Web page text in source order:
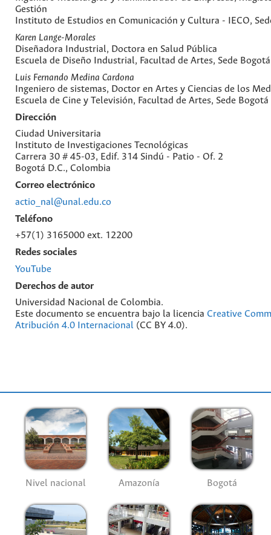
Gestión
Instituto de Estudios en Comunicación y Cultura - IECO,
Karen Lange-Morales
Diseñadora Industrial, Doctora en Salud Pública
Escuela de Diseño Industrial, Facultad de Artes, Sede Bogotá
Luis Fernando Medina Cardona
Ingeniero de sistemas, Doctor en Artes y Ciencias de los
Escuela de Cine y Televisión, Facultad de Artes, Sede Bogotá
Dirección
Ciudad Universitaria
Instituto de Investigaciones Tecnológicas
Carrera 30 # 45-03, Edif. 314 Sindú - Patio - Of. 2
Bogotá D.C., Colombia
Correo electrónico
actio_nal@unal.edu.co
Teléfono
+57(1) 3165000 ext. 12200
Redes sociales
YouTube
Derechos de autor
Universidad Nacional de Colombia.
Este documento se encuentra bajo la licencia Creative
Atribución 4.0 Internacional (CC BY 4.0).
Nivel nacional Amazonía Bogotá